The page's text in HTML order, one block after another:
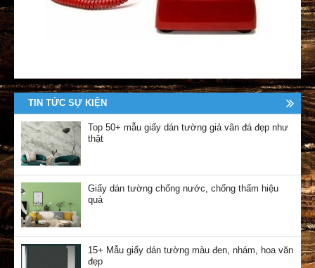
TIN TỨC SỰ KIỆN
Top 50+ mẫu giấy dán tường giả vân đá đẹp như
thật
Giấy dán tường chống nước, chống thấm hiệu
quả
15+ Mẫu giấy dán tường màu đen, nhám, hoa văn
đẹp